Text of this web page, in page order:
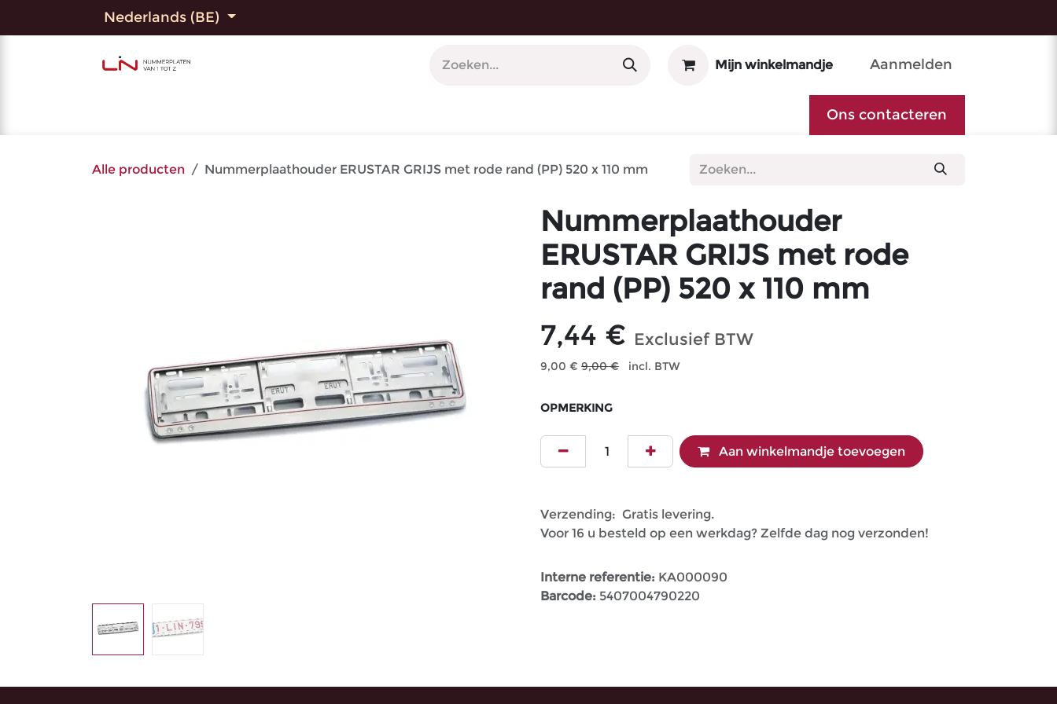
Overslaan naar inhoud
Nederlands (BE)
Mijn winkelmandje Aanmelden
Ons contacteren
Alle producten Nummerplaathouder ERUSTAR GRIJS met rode rand (PP) 520 x 110 mm
Nummerplaathouder
ERUSTAR GRIJS met rode
rand (PP) 520 x 110 mm
7,44 € Exclusief BTW
9,00 € 9,00€ incl. BTW
OPMERKING
Aan winkelmandje toevoegen
Verzending: Gratis levering.
Voor 16 u besteld op een werkdag? Zelfde dag nog verzonden!
Interne referentie: KA000090
Barcode: 5407004790220